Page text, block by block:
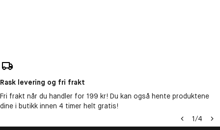
Rask levering og fri frakt
Fri frakt når du handler for 199 kr! Du kan også hente produktene
dine i butikk innen 4 timer helt gratis!
1/4